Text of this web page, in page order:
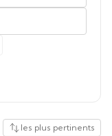
les plus pertinents